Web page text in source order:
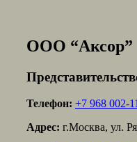
ООО “Аксор”
Телефон: +7 968 002-
Адрес: г.Москва, ул.